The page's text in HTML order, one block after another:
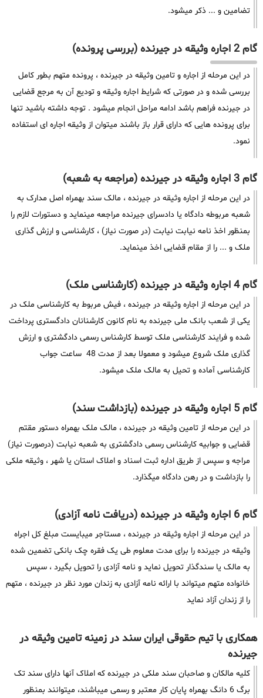
تضامین و ... ذکر میشود.
گام 2 اجاره وثیقه در جیرنده (بررسی پرونده)
در این مرحله از اجاره و تامین وثیقه در جیرنده ، پرونده متهم بطور کامل
بررسی شده و در صورتی که شرایط اجاره وثیقه و تودیع آن به مرجع قضایی
در جیرنده فراهم باشد ادامه مراحل انجام میشود . توجه داشته باشید تنها
برای پرونده هایی که دارای قرار باز باشند میتوان از وثیقه اجاره ای استفاده
نمود.
گام 3 اجاره وثیقه در جیرنده (مراجعه به شعبه)
در این مرحله از اجاره وثیقه در جیرنده ، مالک سند بهمراه اصل مدارک به
شعبه مربوطه دادگاه یا دادسرای جیرنده مراجعه مینماید و دستورات لازم را
بمنظور اخذ نامه نیابت نیابت (در صورت نیاز) ، کارشناسی و ارزش گذاری
ملک و ... را از مقام قضایی اخذ مینماید.
گام 4 اجاره وثیقه در جیرنده (کارشناسی ملک)
در این مرحله از اجاره وثیقه در جیرنده ، فیش مربوط به کارشناسی ملک در
یکی از شعب بانک ملی جیرنده به نام کانون کارشنانان دادگستری پرداخت
شده و فرایند کارشناسی ملک توسط کارشناس رسمی دادگشتری و ارزش
گذاری ملک شروع میشود و معمولا بعد از مدت 48 ساعت جواب
کارشناسی آماده و تحیل به مالک ملک میشود.
گام 5 اجاره وثیقه در جیرنده (بازداشت سند)
در این مرحله از تامین وثیقه در جیرنده ، مالک ملک بهمراه دستور مقتم
قضایی و جوابیه کارشناس رسمی دادگشتری به شعبه نیابت (درصورت نیاز)
مراجه و سپس از طریق اداره ثبت اسناد و املاک استان یا شهر ، وثیقه ملکی
را بازداشت و در رهن دادگاه میگذارد.
گام 6 اجاره وثیقه در جیرنده (دریافت نامه آزادی)
در این مرحله از اجاره وثیقه در جیرنده ، مستاجر میبایست مبلغ کل اجراه
وثیقه در جیرنده را برای مدت معلوم طی یک فقره چک بانکی تضمین شده
به مالک یا سندگذار تحویل نماید و نامه آزادی را تحویل بگیرد ، سپس
خانواده متهم میتواند با ارائه نامه آزادی به زندان مورد نظر در جیرنده ، متهم
را از زندان آزاد نماید
همکاری با تیم حقوقی ایران سند در زمینه تامین وثیقه در
جیرنده
کلیه مالکان و صاحبان سند ملکی در جیرنده که املاک آنها دارای سند تک
برگ 6 دانگ بهمراه پایان کار معتبر و رسمی میباشند، میتوانند بمنظور